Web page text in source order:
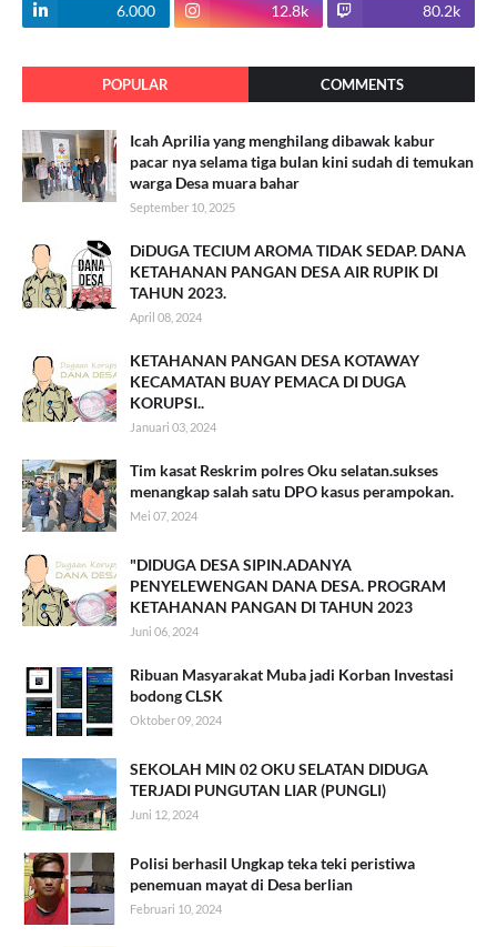
6.000 12.8k 80.2k
POPULAR COMMENTS
Icah Aprilia yang menghilang dibawak kabur
pacar nya selama tiga bulan kini sudah di temukan
warga Desa muara bahar
September 10, 2025
DiDUGA TECIUM AROMA TIDAK SEDAP. DANA
KETAHANAN PANGAN DESA AIR RUPIK DI
TAHUN 2023.
April 08, 2024
KETAHANAN PANGAN DESA KOTAWAY
KECAMATAN BUAY PEMACA DI DUGA
KORUPSI..
Januari 03, 2024
Tim kasat Reskrim polres Oku selatan.sukses
menangkap salah satu DPO kasus perampokan.
Mei 07, 2024
"DIDUGA DESA SIPIN.ADANYA
PENYELEWENGAN DANA DESA. PROGRAM
KETAHANAN PANGAN DI TAHUN 2023
Juni 06, 2024
Ribuan Masyarakat Muba jadi Korban Investasi
bodong CLSK
Oktober 09, 2024
SEKOLAH MIN 02 OKU SELATAN DIDUGA
TERJADI PUNGUTAN LIAR (PUNGLI)
Juni 12, 2024
Polisi berhasil Ungkap teka teki peristiwa
penemuan mayat di Desa berlian
Februari 10, 2024